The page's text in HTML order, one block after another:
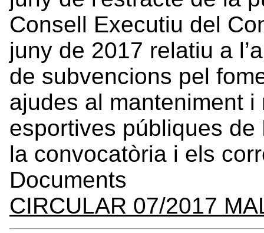
Consell Executiu del
juny de 2017 relatiu a
de subvencions pel
ajudes al manteniment i
esportives públiques
la convocatòria i els
Documents
CIRCULAR 07/2017